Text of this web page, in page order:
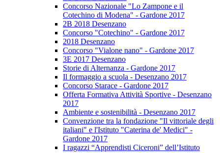
Concorso Nazionale "Lo Zampone e il
Cotechino di Modena" - Gardone 2017
2B 2018 Desenzano
Concorso "Cotechino" - Gardone 2017
2018 Desenzano
Concorso "Vialone nano" - Gardone 2017
3E 2017 Desenzano
Storie di Alternanza - Gardone 2017
Il formaggio a scuola - Desenzano 2017
Concorso Starace - Gardone 2017
Offerta Formativa Attività Sportive - Desenzano
2017
Ambiente e sostenibilità - Desenzano 2017
Convenzione tra la fondazione "Il vittoriale degli
italiani" e l'Istituto "Caterina de' Medici" -
Gardone 2017
I ragazzi “Apprendisti Ciceroni” dell’Istituto